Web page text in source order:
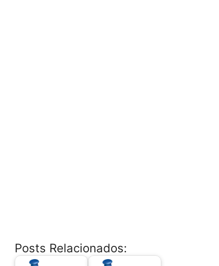
Posts Relacionados: